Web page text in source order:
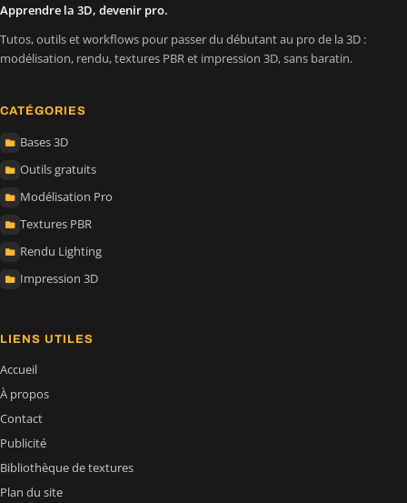
Apprendre la 3D, devenir pro.
Tutos, outils et workflows pour passer du débutant au pro de la 3D :
modélisation, rendu, textures PBR et impression 3D, sans baratin.
CATÉGORIES
Bases 3D
Outils gratuits
Modélisation Pro
Textures PBR
Rendu Lighting
Impression 3D
LIENS UTILES
Accueil
À propos
Contact
Publicité
Bibliothèque de textures
Plan du site